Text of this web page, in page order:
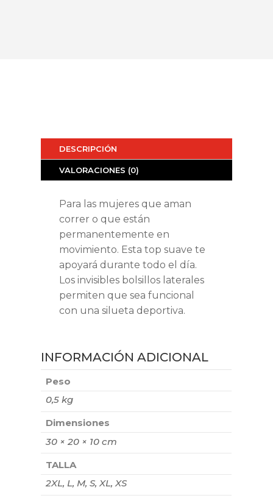
DESCRIPCIÓN
VALORACIONES (0)
Para las mujeres que aman
correr o que están
permanentemente en
movimiento. Esta top suave te
apoyará durante todo el día.
Los invisibles bolsillos laterales
permiten que sea funcional
con una silueta deportiva.
INFORMACIÓN ADICIONAL
Peso
0,5 kg
Dimensiones
30 × 20 × 10 cm
TALLA
2XL, L, M, S, XL, XS